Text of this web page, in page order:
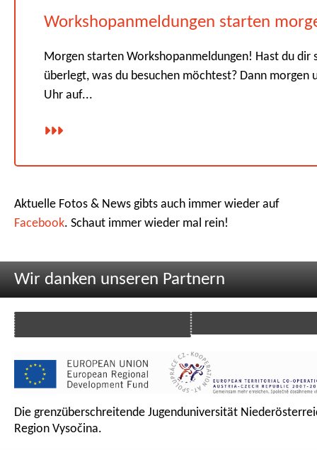
Workshopanmeldungen starten
Morgen starten Workshopanmeldungen! Hast du dir
überlegt, was du besuchen möchtest? Dann morgen
Uhr auf...
Aktuelle Fotos & News gibts auch immer wieder auf
Facebook. Schaut immer wieder mal rein!
Wir danken unseren Partnern
Die grenzüberschreitende Jugenduniversität
Region Vysočina.